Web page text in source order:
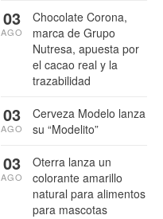
Chocolate Corona,
marca de Grupo
Nutresa, apuesta por
el cacao real y la
trazabilidad
03
AGO
Cerveza Modelo lanza
su “Modelito”
03
AGO
Oterra lanza un
colorante amarillo
natural para alimentos
para mascotas
03
AGO